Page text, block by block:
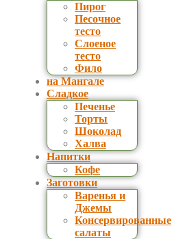
Пирог
Песочное
тесто
Слоеное
тесто
Фило
на Мангале
Сладкое
Печенье
Торты
Шоколад
Халва
Напитки
Кофе
Заготовки
Варенья и
Джемы
Консервированные
салаты